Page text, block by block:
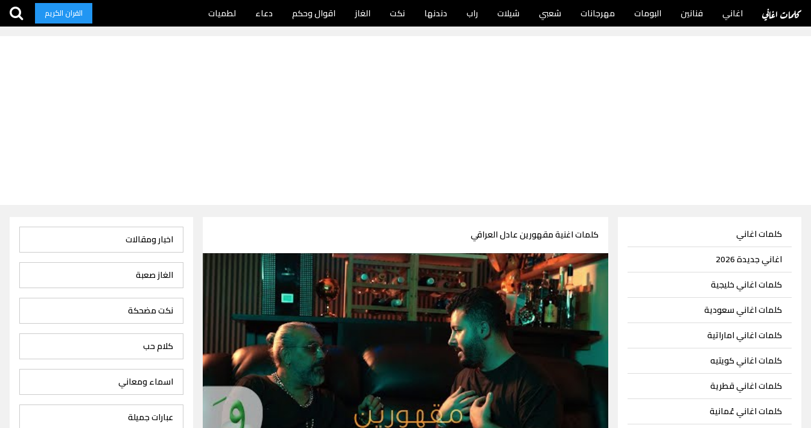
كلمات اغاني اغاني فنانين البومات مهرجانات شعبي شيلات راب دندنها نكت الغاز اقوال وحكم دعاء لطميات القران الكريم
كلمات اغاني
اغاني جديدة 2026
كلمات اغاني خليجية
كلمات اغاني سعودية
كلمات اغاني اماراتية
كلمات اغاني كويتيه
كلمات اغاني قطرية
كلمات اغاني عُمانية
كلمات اغنية مقهورين عادل العراقي اخبار ومقالات
الغاز صعبة
نكت مضحكة
كلام حب
اسماء ومعاني
عبارات جميلة